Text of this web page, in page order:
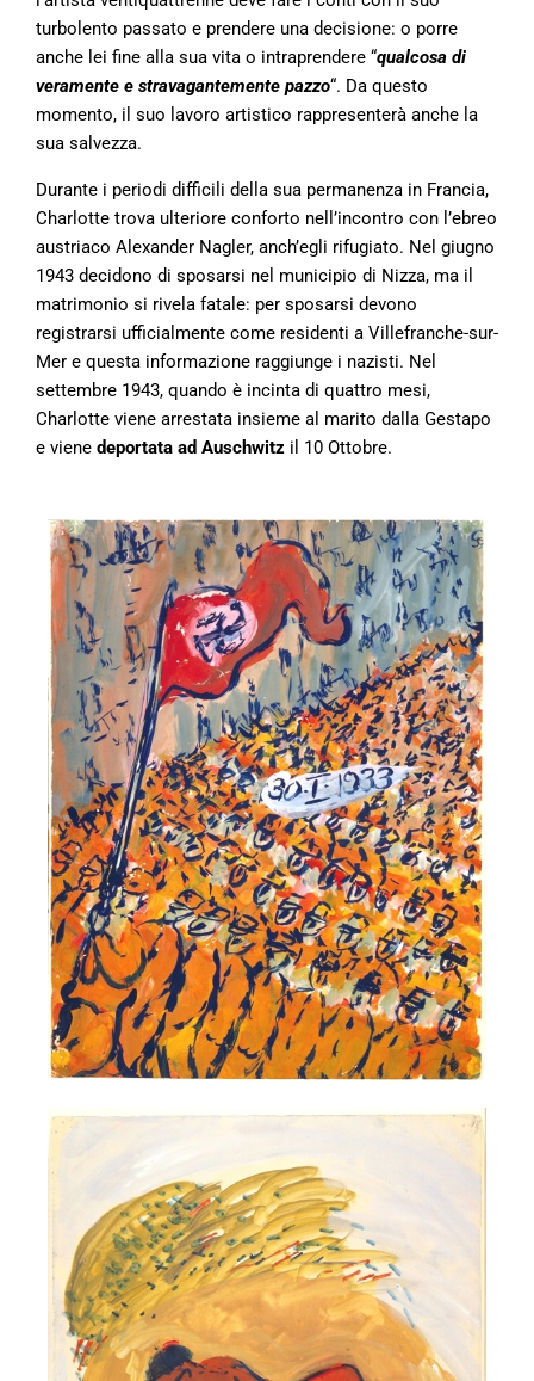
turbolento passato e prendere una decisione: o porre
anche lei fine alla sua vita o intraprendere “qualcosa di
veramente e stravagantemente pazzo“. Da questo
momento, il suo lavoro artistico rappresenterà anche la
sua salvezza.
Durante i periodi difficili della sua permanenza in Francia,
Charlotte trova ulteriore conforto nell’incontro con l’ebreo
austriaco Alexander Nagler, anch’egli rifugiato. Nel giugno
1943 decidono di sposarsi nel municipio di Nizza, ma il
matrimonio si rivela fatale: per sposarsi devono
registrarsi ufficialmente come residenti a Villefranche-sur-
Mer e questa informazione raggiunge i nazisti. Nel
settembre 1943, quando è incinta di quattro mesi,
Charlotte viene arrestata insieme al marito dalla Gestapo
e viene deportata ad Auschwitz il 10 Ottobre.